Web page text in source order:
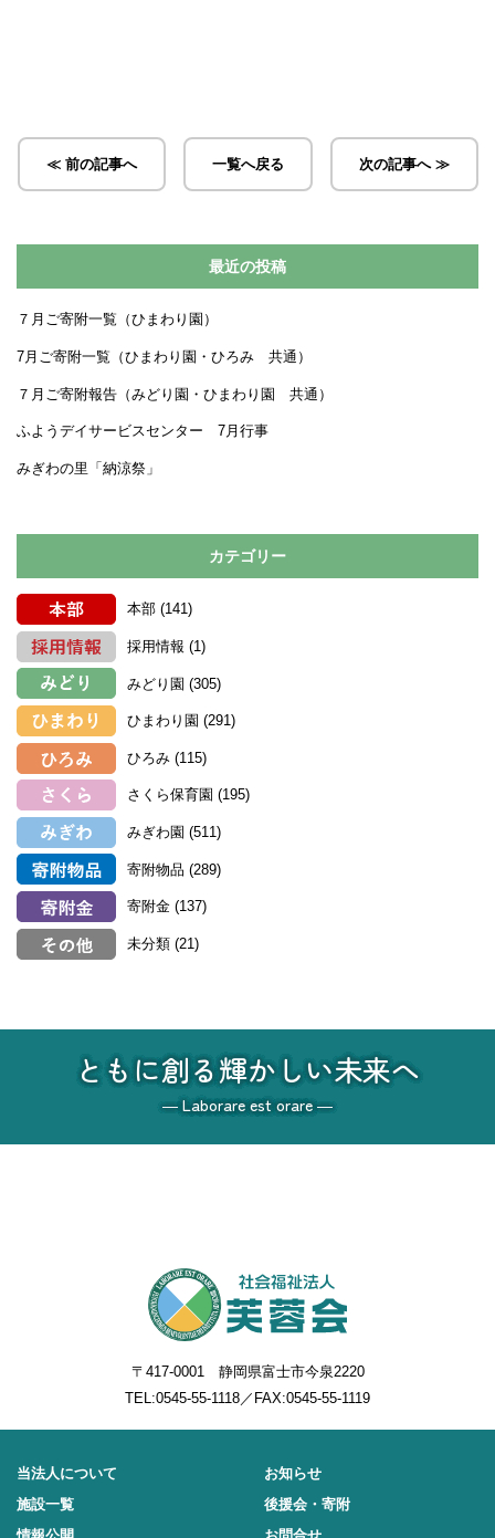
≪ 前の記事へ 一覧へ戻る 次の記事へ ≫
最近の投稿
７月ご寄附一覧（ひまわり園）
7月ご寄附一覧（ひまわり園・ひろみ 共通）
７月ご寄附報告（みどり園・ひまわり園 共通）
ふようデイサービスセンター 7月行事
みぎわの里「納涼祭」
カテゴリー
本部 (141)
採用情報 (1)
みどり園 (305)
ひまわり園 (291)
ひろみ (115)
さくら保育園 (195)
みぎわ園 (511)
寄附物品 (289)
寄附金 (137)
未分類 (21)
ともに創る輝かしい未来へ
― Laborare est orare ―
〒417-0001 静岡県富士市今泉2220
TEL:0545-55-1118 ／FAX:0545-55-1119
当法人について
施設一覧
情報公開
お知らせ
後援会・寄附
お問合せ